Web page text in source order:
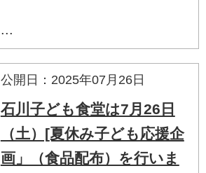
...
公開日：2025年07月26日
石川子ども食堂は7月26日
（土）[夏休み子ども応援企
画」（食品配布）を行いま